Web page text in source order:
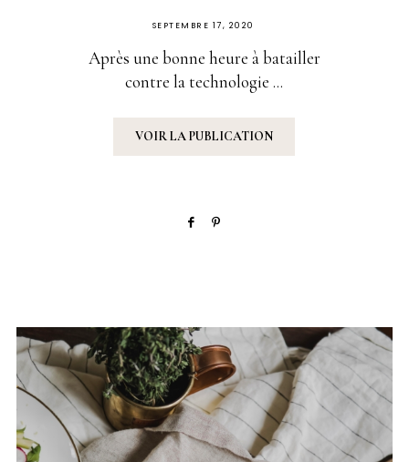
PUBLIÉ
SUR
SEPTEMBRE 17, 2020
Après une bonne heure à batailler
contre la technologie ...
VOIR LA PUBLICATION